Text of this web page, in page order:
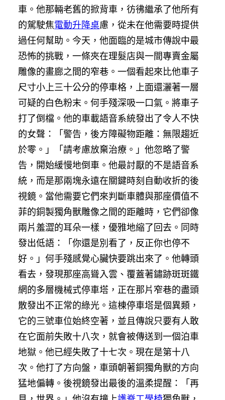
車。他那輛老舊的掀背車，彷彿繼承了他所有
的駕駛焦電動升降桌慮，從未在他需要時提供
過任何幫助。今天，他面臨的是城市傳說中最
恐怖的挑戰，一條夾在理髮店與一間專賣金屬
雕像的畫廊之間的窄巷。一個看起來比他車子
尺寸小上三十公分的停車格，上面還灑著一層
可疑的白色粉末。何手殘深吸一口氣。將車子
打了倒檔。他的車載語音系統發出了令人不快
的女聲：「警告，後方障礙物距離：無限趨近
於零。」「請考慮放棄治療。」他忽略了警
告，開始緩慢地倒車。他最討厭的不是語音系
統，而是那兩塊永遠在關鍵時刻自動收折的後
視鏡。當他需要它們來判斷車體與那座價值不
菲的銅製獨角獸雕像之間的距離時，它們卻像
兩片羞澀的耳朵一樣，優雅地縮了回去。同時
發出低語：「你還是別看了，反正你也停不
好。」何手殘感覺心臟快要跳出來了。他轉頭
看去，發現那座高聳入雲、覆蓋著鏽跡斑斑鐵
網的多層機械式停車塔，正在那片窄巷的盡頭
散發出不正常的綠光。這棟停車塔是個異類，
它的三號車位始終空著，並且傳說只要有人敢
在它面前失敗十八次，就會被傳送到一個泊車
地獄。他已經失敗了十七次。現在是第十八
次。他打了方向盤，車頭朝著銅獨角獸的方向
猛地偏轉。後視鏡發出最後的溫柔提醒：「再